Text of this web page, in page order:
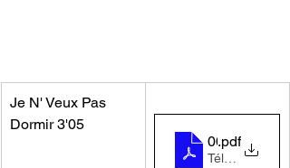
Je N' Veux Pas
Dormir 3'05
00-.pdf
Télécharger